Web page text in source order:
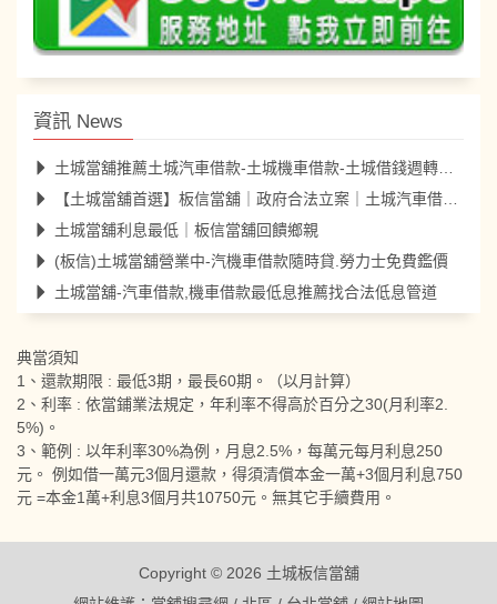
資訊 News
土城當舖推薦土城汽車借款-土城機車借款-土城借錢週轉更便利
【土城當舖首選】板信當舖｜政府合法立案｜土城汽車借款10分鐘
土城當舖利息最低｜板信當舖回饋鄉親
(板信)土城當舖營業中-汽機車借款隨時貸.勞力士免費鑑價
土城當舖-汽車借款,機車借款最低息推薦找合法低息管道
典當須知
1、還款期限 : 最低3期，最長60期。（以月計算）
2、利率 : 依當鋪業法規定，年利率不得高於百分之30(月利率2.
5%)。
3、範例 : 以年利率30%為例，月息2.5%，每萬元每月利息250
元。 例如借一萬元3個月還款，得須清償本金一萬+3個月利息750
元 =本金1萬+利息3個月共10750元。無其它手續費用。
Copyright © 2026 土城板信當舖